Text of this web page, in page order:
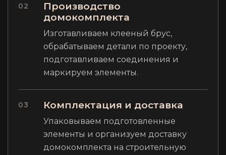
02
Производство
домокомплекта
Изготавливаем клееный брус,
обрабатываем детали по проекту,
подготавливаем соединения и
маркируем элементы.
03 Комплектация и доставка
Упаковываем подготовленные
элементы и организуем доставку
домокомплекта на строительную